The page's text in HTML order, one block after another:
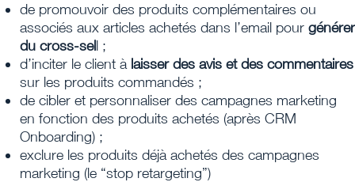
de promouvoir des produits complémentaires ou
associés aux articles achetés dans l’email pour générer
du cross-sell ;
d’inciter le client à laisser des avis et des commentaires
sur les produits commandés ;
de cibler et personnaliser des campagnes marketing
en fonction des produits achetés (après CRM
Onboarding) ;
exclure les produits déjà achetés des campagnes
marketing (le “stop retargeting”)